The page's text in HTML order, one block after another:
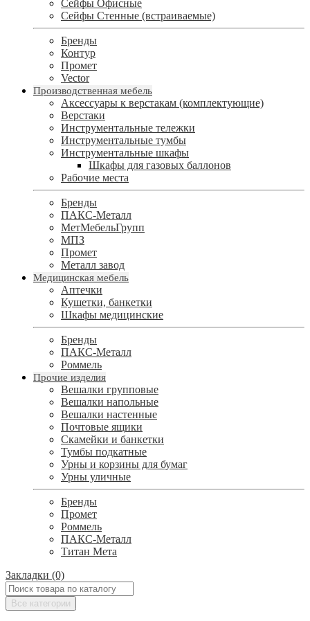
Сейфы Офисные
Сейфы Стенные (встраиваемые)
Бренды
Контур
Промет
Vector
Производственная мебель
Аксессуары к верстакам (комплектующие)
Верстаки
Инструментальные тележки
Инструментальные тумбы
Инструментальные шкафы
Шкафы для газовых баллонов
Рабочие места
Бренды
ПАКС-Металл
МетМебельГрупп
МПЗ
Промет
Металл завод
Медицинская мебель
Аптечки
Кушетки, банкетки
Шкафы медицинские
Бренды
ПАКС-Металл
Роммель
Прочие изделия
Вешалки групповые
Вешалки напольные
Вешалки настенные
Почтовые ящики
Скамейки и банкетки
Тумбы подкатные
Урны и корзины для бумаг
Урны уличные
Бренды
Промет
Роммель
ПАКС-Металл
Титан Мета
Закладки (0)
Все категории